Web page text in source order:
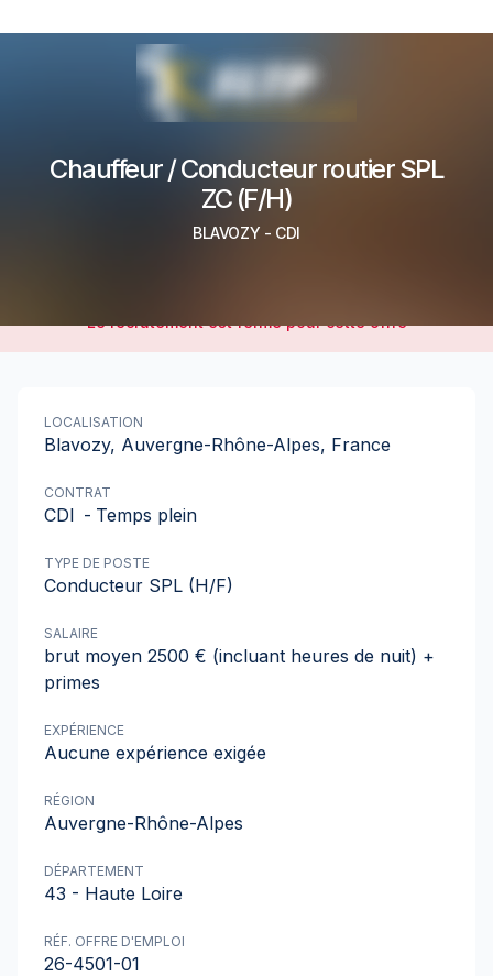
Chauffeur / Conducteur routier SPL
ZC (F/H)
BLAVOZY - CDI
Le recrutement est fermé pour cette offre
LOCALISATION
Blavozy, Auvergne-Rhône-Alpes, France
CONTRAT
CDI - Temps plein
TYPE DE POSTE
Conducteur SPL (H/F)
SALAIRE
brut moyen 2500 € (incluant heures de nuit) +
primes
EXPÉRIENCE
Aucune expérience exigée
RÉGION
Auvergne-Rhône-Alpes
DÉPARTEMENT
43 - Haute Loire
RÉF. OFFRE D'EMPLOI
26-4501-01